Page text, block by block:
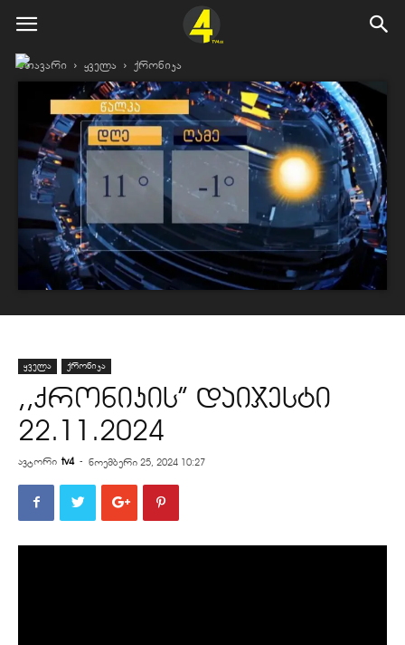
მთავარი ყველა ქრონიკა
ყველა ქრონიკა
,,ქრონიკის” დაიჯესტი
22.11.2024
ავტორი tv4 - ნოემბერი 25, 2024 10:27